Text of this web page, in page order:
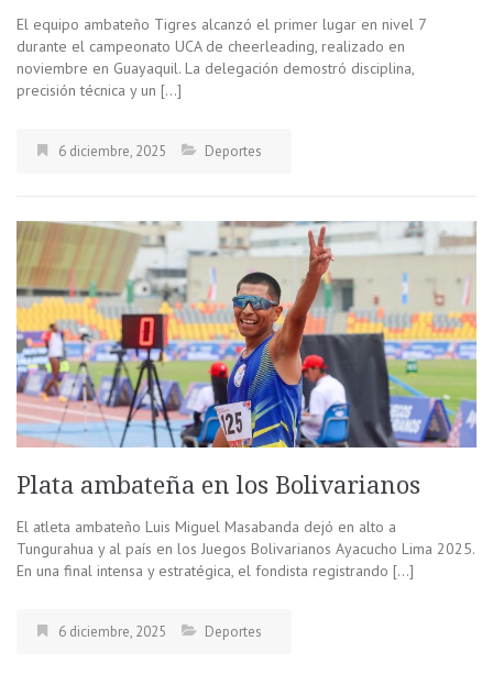
El equipo ambateño Tigres alcanzó el primer lugar en nivel 7
durante el campeonato UCA de cheerleading, realizado en
noviembre en Guayaquil. La delegación demostró disciplina,
precisión técnica y un […]
6 diciembre, 2025 Deportes
Plata ambateña en los Bolivarianos
El atleta ambateño Luis Miguel Masabanda dejó en alto a
Tungurahua y al país en los Juegos Bolivarianos Ayacucho Lima 2025.
En una final intensa y estratégica, el fondista registrando […]
6 diciembre, 2025 Deportes